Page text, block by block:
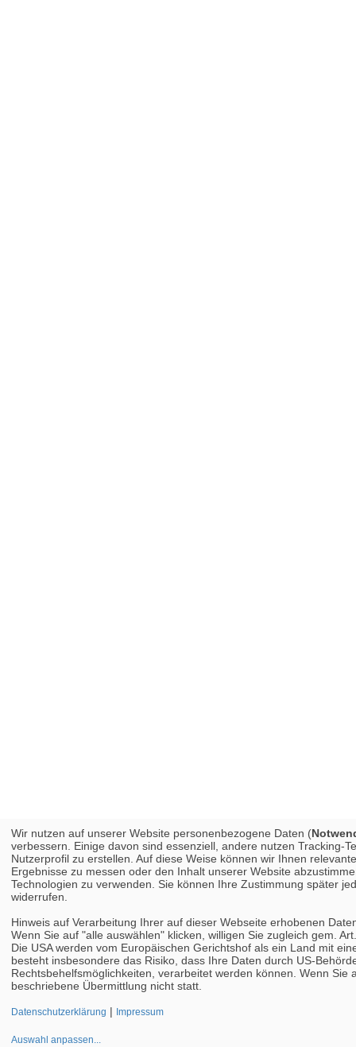
Wir nutzen auf unserer Website personenbezogene Daten (
verbessern. Einige davon sind essenziell, andere nutzen Tracking-
Nutzerprofil zu erstellen. Auf diese Weise können wir Ihnen
Ergebnisse zu messen oder den Inhalt unserer Website
Technologien zu verwenden. Sie können Ihre Zustimmung später
widerrufen.
Hinweis auf Verarbeitung Ihrer auf dieser Webseite erhobenen
Wenn Sie auf "alle auswählen" klicken, willigen Sie zugleich gem.
Die USA werden vom Europäischen Gerichtshof als ein Land mit
besteht insbesondere das Risiko, dass Ihre Daten durch US-
Rechtsbehelfsmöglichkeiten, verarbeitet werden können. Wenn
beschriebene Übermittlung nicht statt.
Datenschutzerklärung | Impressum
Auswahl anpassen...